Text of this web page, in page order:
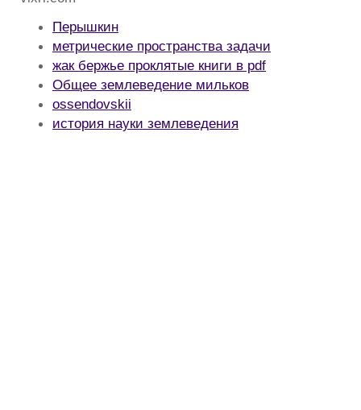
Перышкин
метрические пространства задачи
жак бержье проклятые книги в pdf
Общее землеведение мильков
ossendovskii
история науки землеведения